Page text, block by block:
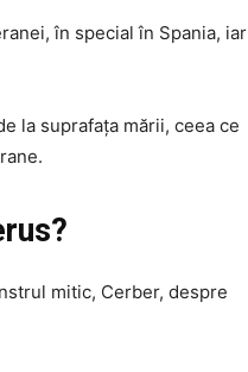
în special în Spania, iar
la suprafața mării, ceea ce
mitic, Cerber, despre